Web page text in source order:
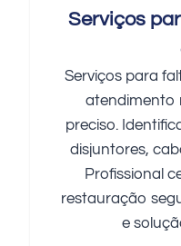
Serviços
Serviços para
atendimento
preciso.
disjuntores,
Profissional
restauração
e